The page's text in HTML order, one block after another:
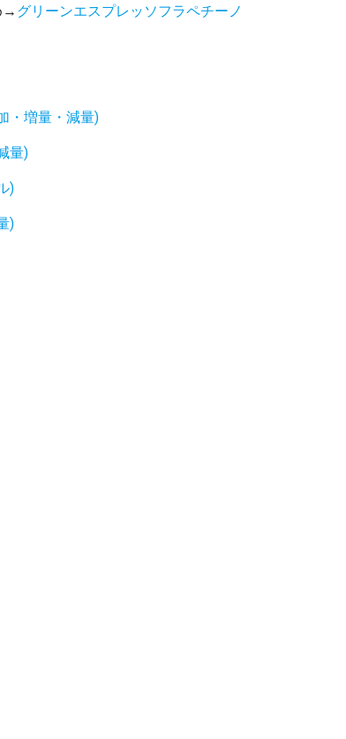
→ グリーンエスプレッソフラペチーノ
・増量・減量)
量)
)
)